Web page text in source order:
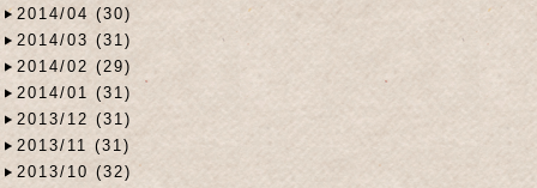
2014/04 (30)
2014/03 (31)
2014/02 (29)
2014/01 (31)
2013/12 (31)
2013/11 (31)
2013/10 (32)